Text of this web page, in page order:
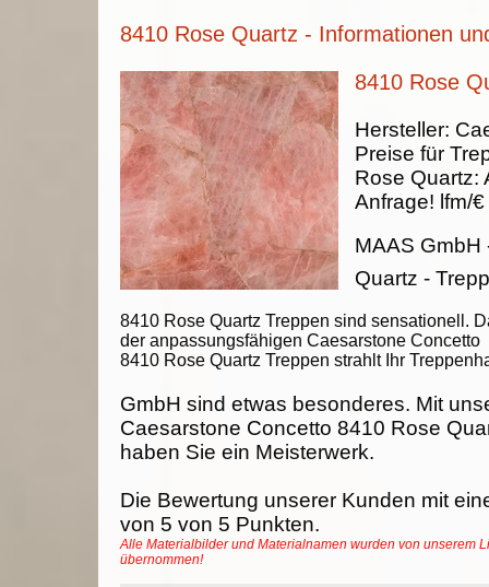
8410 Rose Quartz - Informationen
8410 Rose
8410 Rose Quartz Treppen sind sensationell.
der anpassungsfähigen Caesarstone Concetto
8410 Rose Quartz Treppen strahlt Ihr
Hersteller:
Preise für
Rose Quartz:
Anfrage! lfm/€
MAAS GmbH
Quartz -
GmbH sind etwas besonderes. Mit
Caesarstone Concetto 8410 Rose
haben Sie ein Meisterwerk.
Die Bewertung unserer Kunden mit
von 5 von 5 Punkten.
Alle Materialbilder und Materialnamen wurden von unserem
übernommen!